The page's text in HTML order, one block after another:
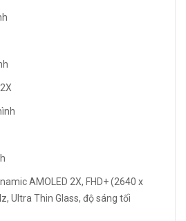
AMOLED 2X, FHD+ (2640 x
Ultra Thin Glass, độ sáng tối